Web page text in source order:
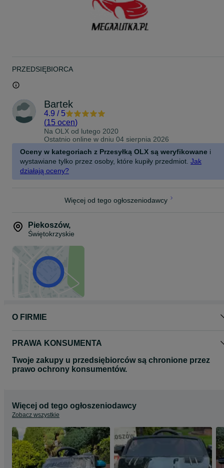
Kluczyki:NIE, odpalanie za pomocą guzika
Audio: USB, Mikro SD, Wejście MP3
Po więcej informacji zapraszam do kontaktu telefonicznego! :)
PRZEDSIĘBIORCA
Bartek
4.9 / 5
(15 ocen)
Na OLX od lutego 2020
Ostatnio online w dniu 04 sierpnia 2026
Oceny w kategoriach z Przesyłką OLX są weryfikowane i
wystawiane tylko przez osoby, które kupiły przedmiot. Jak
działają oceny?
Więcej od tego ogłoszeniodawcy
Piekoszów,
Świętokrzyskie
O FIRMIE
PRAWA KONSUMENTA
Twoje zakupy u przedsiębiorców są chronione przez
prawo ochrony konsumentów.
Więcej od tego ogłoszeniodawcy
Zobacz wszystkie